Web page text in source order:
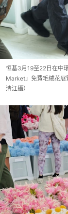
恒基3月19至22日在中
Market」免費毛絨花展
清江攝）